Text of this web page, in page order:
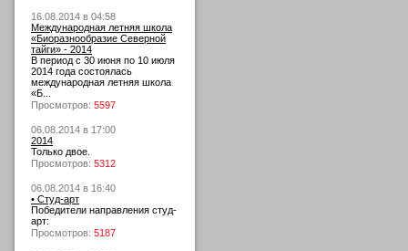
16.08.2014 в 04:58
Международная летняя школа
«Биоразнообразие Северной
тайги» - 2014
В период с 30 июня по 10 июля
2014 года состоялась
международная летняя школа
«Б...
Просмотров: 5597
06.08.2014 в 17:00
2014
Только двое.
Просмотров: 5312
06.08.2014 в 16:40
• Студ-арт
Победители направления студ-
арт:
Просмотров: 5187